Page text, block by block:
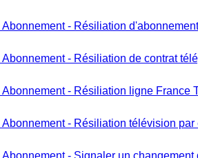
Abonnement - Résiliation
Abonnement - Résiliation de contrat
Abonnement - Résiliation ligne France
Abonnement - Résiliation télévision
Abonnement - Signaler un